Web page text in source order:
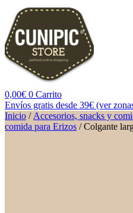
0,00€ 0 Carrito
Envíos gratis desde 39€ (ver
Inicio / Accesorios, snacks y
comida para Erizos / Colgante